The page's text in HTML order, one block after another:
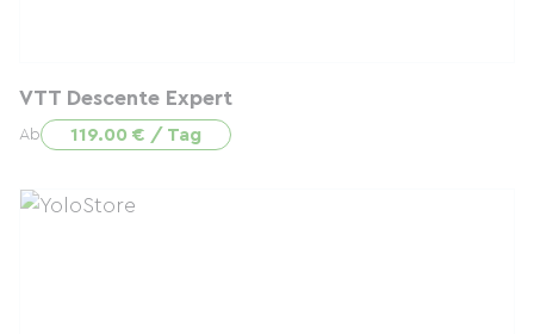
VTT Descente Expert
Ab 119.00 € / Tag